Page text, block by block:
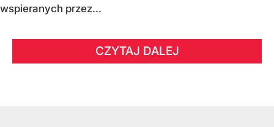
wspieranych przez...
CZYTAJ DALEJ